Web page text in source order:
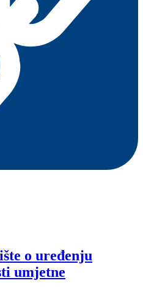
o uređenju
umjetne